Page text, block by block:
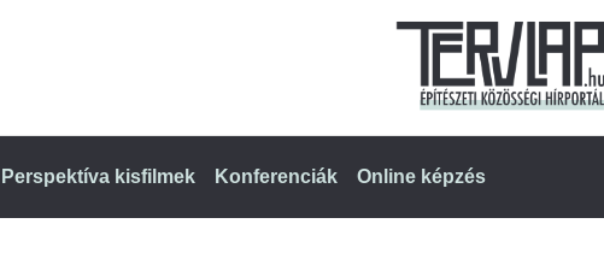
Perspektíva kisfilmek Konferenciák Online képzés